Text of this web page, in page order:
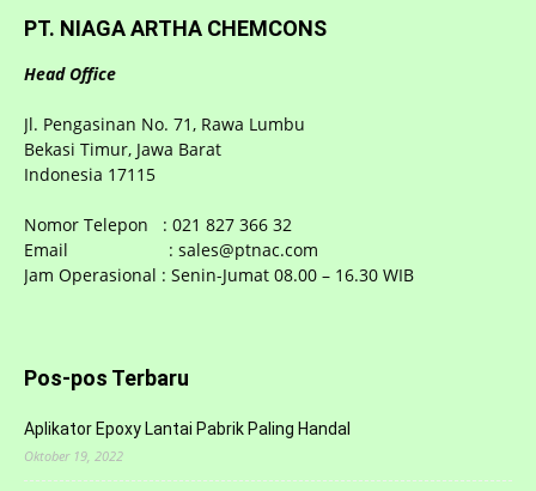
PT. NIAGA ARTHA CHEMCONS
Head Office
Jl. Pengasinan No. 71, Rawa Lumbu
Bekasi Timur, Jawa Barat
Indonesia 17115
Nomor Telepon : 021 827 366 32
Email : sales@ptnac.com
Jam Operasional : Senin-Jumat 08.00 – 16.30 WIB
Pos-pos Terbaru
Aplikator Epoxy Lantai Pabrik Paling Handal
Oktober 19, 2022